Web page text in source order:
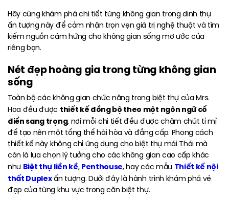
Hãy cùng khám phá chi tiết từng không gian trong dinh thự
ấn tượng này để cảm nhận trọn vẹn giá trị nghệ thuật và tìm
kiếm nguồn cảm hứng cho không gian sống mơ ước của
riêng bạn.
Nét đẹp hoàng gia trong từng không gian
sống
Toàn bộ các không gian chức năng trong biệt thự của Mrs.
Hoa đều được thiết kế đồng bộ theo một ngôn ngữ cổ
điển sang trọng, nơi mỗi chi tiết đều được chăm chút tỉ mỉ
để tạo nên một tổng thể hài hòa và đẳng cấp. Phong cách
thiết kế này không chỉ ứng dụng cho biệt thự mái Thái mà
còn là lựa chọn lý tưởng cho các không gian cao cấp khác
như Biệt thự liền kề,Penthouse, hay các mẫu Thiết kế nội
thất Duplexấn tượng. Dưới đây là hành trình khám phá vẻ
đẹp của từng khu vực trong căn biệt thự.